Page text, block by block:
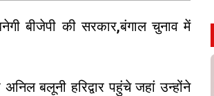
बीजेपी की सरकार,बंगाल चुनाव में
बलूनी हरिद्वार पहुंचे जहां उन्होंने